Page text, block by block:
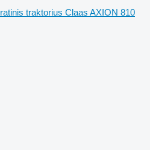
ratinis traktorius Claas AXION 810